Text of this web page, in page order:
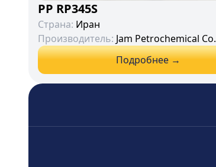
PP RP345S
Страна: Иран
Производитель: Jam Petrochemical Co.
Подробнее →